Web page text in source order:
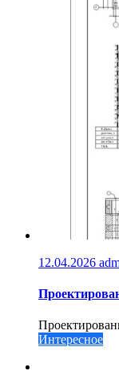
12.04.2026
Интересное